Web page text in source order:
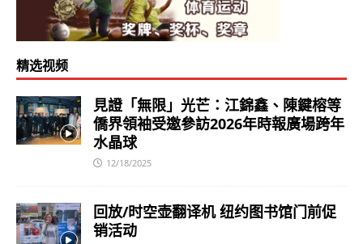
精选视频
見證「無限」光芒：江錦鑫、陳鍵榕等
僑界領袖受邀參訪2026年時報廣場跨年
水晶球
12/18/2025
回放/时空壶翻译机 纽约图书馆门前促
销活动